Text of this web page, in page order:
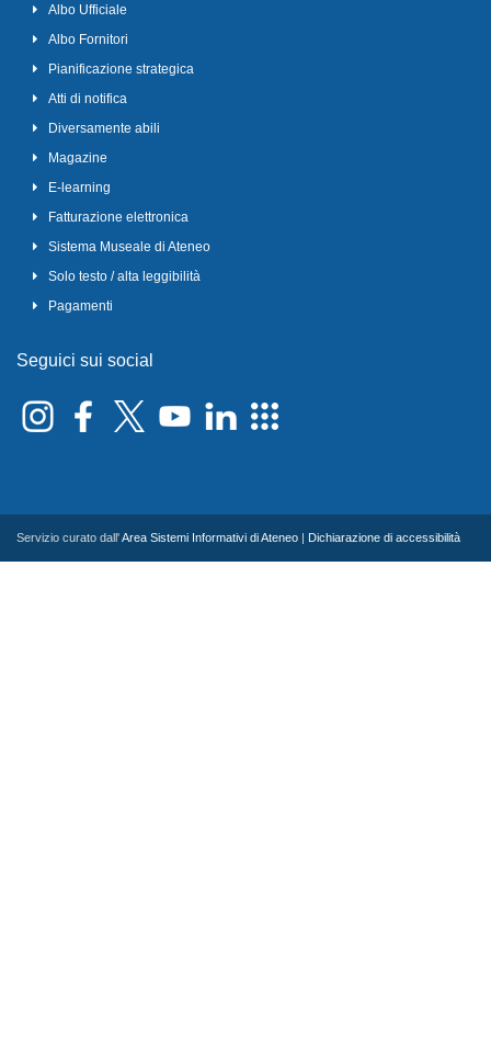
Albo Ufficiale
Albo Fornitori
Pianificazione strategica
Atti di notifica
Diversamente abili
Magazine
E-learning
Fatturazione elettronica
Sistema Museale di Ateneo
Solo testo / alta leggibilità
Pagamenti
Seguici sui social
Servizio curato dall'Area Sistemi Informativi di Ateneo Dichiarazione di accessibilità